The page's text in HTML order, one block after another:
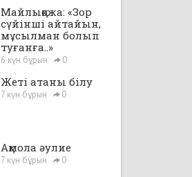
Майлықожа: «Зор
сүйінші айтайын,
мұсылман болып
туғанға..»
6 күн бұрын 0
Жеті атаны білу
7 күн бұрын 0
Ақмола әулие
7 күн бұрын 0